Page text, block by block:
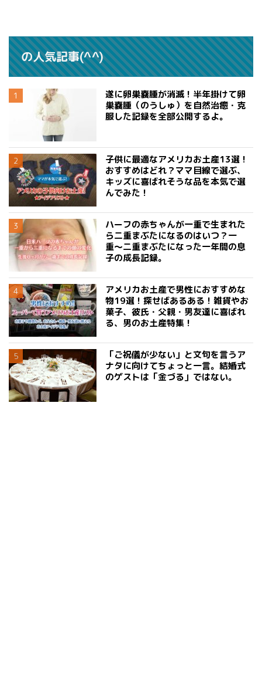
の人気記事(^^)
遂に卵巣嚢腫が消滅！半年掛けて卵
巣嚢腫（のうしゅ）を自然治癒・克
服した記録を全部公開するよ。
子供に最適なアメリカお土産13選！
おすすめはどれ？ママ目線で選ぶ、
キッズに喜ばれそうな品を本気で選
んでみた！
ハーフの赤ちゃんが一重で生まれた
ら二重まぶたになるのはいつ？一
重〜二重まぶたになった一年間の息
子の成長記録。
アメリカお土産で男性におすすめな
物19選！探せばあるある！雑貨やお
菓子、彼氏・父親・男友達に喜ばれ
る、男のお土産特集！
「ご祝儀が少ない」と文句を言うア
ナタに向けてちょっと一言。結婚式
のゲストは「金づる」ではない。